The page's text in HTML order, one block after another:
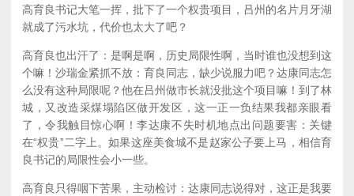
高育良书记大笔一挥，批下了一个权贵项目，吕州的名片月牙湖
就成了污水坑，代价也太大了吧？
高育良也出汗了：是啊是啊，历史局限性啊，当时谁也没想到这
个嘛！沙瑞金紧抓不放：育良同志，缺少说服力吧？达康同志怎
么没有这种局限呢？他在吕州做市长就没批这个项目嘛！到了林
城，又改造采煤塌陷区做开发区，这一正一负结果我都亲眼看
了，令我触目惊心啊！李达康不失时机地点出问题要害：关键
在“权贵”二字上。如果这座美食城不是赵家公子要上马，相信育
良书记的局限性会小一些。
高育良只得咽下苦果，主动检讨：达康同志说得对，这正是我要